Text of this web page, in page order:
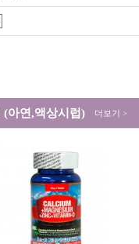
(아연,액상시럽) 더보기 >